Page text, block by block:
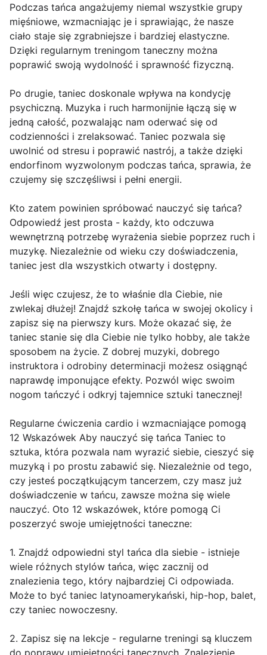
Podczas tańca angażujemy niemal wszystkie grupy
mięśniowe, wzmacniając je i sprawiając, że nasze
ciało staje się zgrabniejsze i bardziej elastyczne.
Dzięki regularnym treningom taneczny można
poprawić swoją wydolność i sprawność fizyczną.
Po drugie, taniec doskonale wpływa na kondycję
psychiczną. Muzyka i ruch harmonijnie łączą się w
jedną całość, pozwalając nam oderwać się od
codzienności i zrelaksować. Taniec pozwala się
uwolnić od stresu i poprawić nastrój, a także dzięki
endorfinom wyzwolonym podczas tańca, sprawia, że
czujemy się szczęśliwsi i pełni energii.
Kto zatem powinien spróbować nauczyć się tańca?
Odpowiedź jest prosta - każdy, kto odczuwa
wewnętrzną potrzebę wyrażenia siebie poprzez ruch i
muzykę. Niezależnie od wieku czy doświadczenia,
taniec jest dla wszystkich otwarty i dostępny.
Jeśli więc czujesz, że to właśnie dla Ciebie, nie
zwlekaj dłużej! Znajdź szkołę tańca w swojej okolicy i
zapisz się na pierwszy kurs. Może okazać się, że
taniec stanie się dla Ciebie nie tylko hobby, ale także
sposobem na życie. Z dobrej muzyki, dobrego
instruktora i odrobiny determinacji możesz osiągnąć
naprawdę imponujące efekty. Pozwól więc swoim
nogom tańczyć i odkryj tajemnice sztuki tanecznej!
Regularne ćwiczenia cardio i wzmacniające pomogą
12 Wskazówek Aby nauczyć się tańca Taniec to
sztuka, która pozwala nam wyrazić siebie, cieszyć się
muzyką i po prostu zabawić się. Niezależnie od tego,
czy jesteś początkującym tancerzem, czy masz już
doświadczenie w tańcu, zawsze można się wiele
nauczyć. Oto 12 wskazówek, które pomogą Ci
poszerzyć swoje umiejętności taneczne:
1. Znajdź odpowiedni styl tańca dla siebie - istnieje
wiele różnych stylów tańca, więc zacznij od
znalezienia tego, który najbardziej Ci odpowiada.
Może to być taniec latynoamerykański, hip-hop, balet,
czy taniec nowoczesny.
2. Zapisz się na lekcje - regularne treningi są kluczem